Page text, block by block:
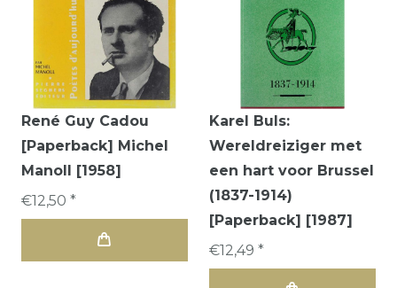
René Guy Cadou
[Paperback] Michel
Manoll [1958]
€12,50 *
Karel Buls:
Wereldreiziger met
een hart voor Brussel
(1837-1914)
[Paperback] [1987]
€12,49 *